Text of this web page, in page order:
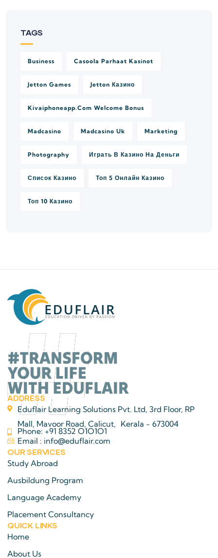
TAGS
Business Casoola Parhaat Kasinot
Jetton Games Jetton Казино
Kivaiphoneapp.com Welcome Bonus
Madcasino Madcasino Uk Marketing
Photography Играть В Казино На Деньги
Список Казино Топ 5 Онлайн Казино
Топ 10 Казино
ADDRESS
Eduflair Learning Solutions Pvt. Ltd, 3rd Floor, RP
Mall, Mavoor Road, Calicut, Kerala - 673004
Phone: +91 8352 O1O1O1
Email : info@eduflair.com
OUR SERVICES
Study Abroad
Ausbildung Program
Language Academy
Placement Consultancy
QUICK LINKS​
Home
About Us